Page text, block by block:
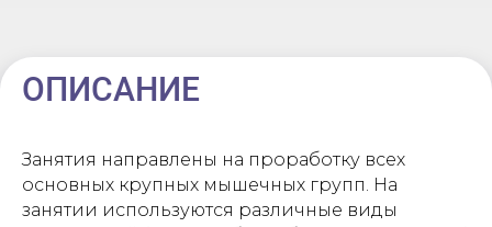
ОПИСАНИЕ
Занятия направлены на проработку всех
основных крупных мышечных групп. На
занятии используются различные виды